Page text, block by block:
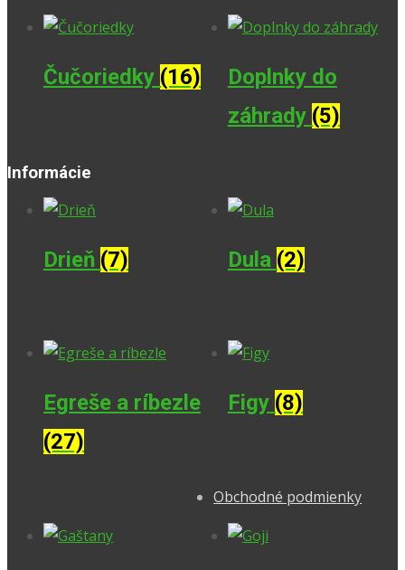
Čučoriedky (16)
Doplnky do
záhrady (5)
Drieň (7) Dula (2)
Egreše a ríbezle
(27)
Figy (8)
Informácie
Obchodné podmienky